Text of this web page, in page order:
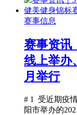
赛事信息
赛事资讯
线上举办
月举行
# 1 受近期疫
阳市举办的